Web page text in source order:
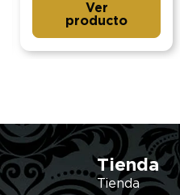
Ver
producto
Tienda
Tienda